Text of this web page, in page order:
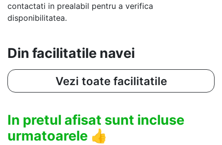
contactati in prealabil pentru a verifica
disponibilitatea.
Din facilitatile navei
Vezi toate facilitatile
In pretul afisat sunt incluse
urmatoarele 👍